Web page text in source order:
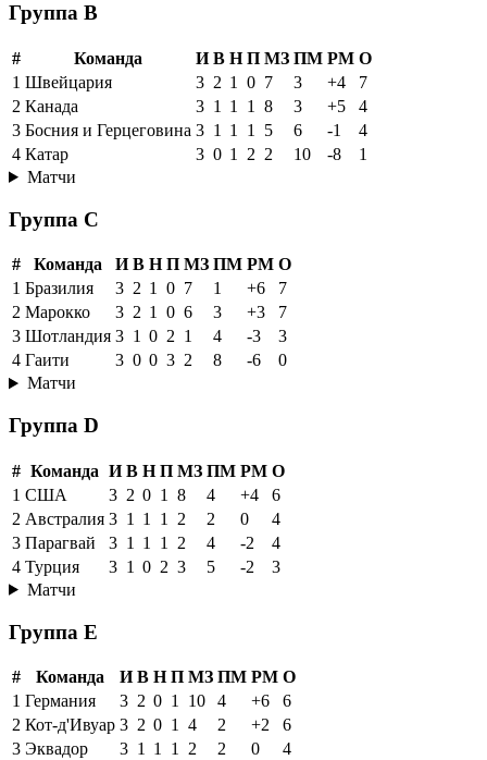
Группа B
# Команда И В Н П МЗ ПМ РМ О
1 Швейцария 3 2 1 0 7 3 +4
7
2 Канада 3 1 1 1 8 3 +5
4
3 Босния и Герцеговина 3 1 1 1 5 6 -1
4
4 Катар 3 0 1 2 2 10 -8
1
Матчи
Группа C
# Команда И В Н П МЗ ПМ РМ О
1 Бразилия 3 2 1 0 7 1 +6
7
2 Марокко 3 2 1 0 6 3 +3
7
3 Шотландия 3 1 0 2 1 4 -3
3
4 Гаити 3 0 0 3 2 8 -6
0
Матчи
Группа D
# Команда И В Н П МЗ ПМ РМ О
1 США 3 2 0 1 8 4 +4
6
2 Австралия 3 1 1 1 2 2 0
4
3 Парагвай 3 1 1 1 2 4 -2
4
4 Турция 3 1 0 2 3 5 -2
3
Матчи
Группа E
# Команда И В Н П МЗ ПМ РМ О
1 Германия 3 2 0 1 10 4 +6
6
2 Кот-д'Ивуар 3 2 0 1 4 2 +2
6
3 Эквадор 3 1 1 1 2 2 0
4